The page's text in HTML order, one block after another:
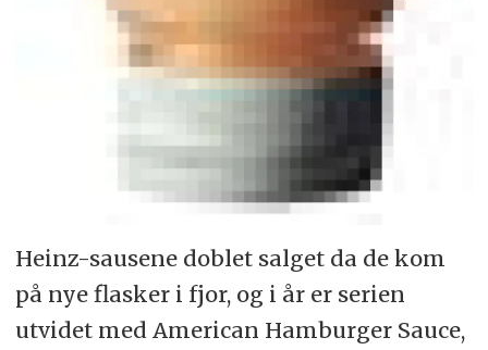
Heinz-sausene doblet salget da de kom
på nye flasker i fjor, og i år er serien
utvidet med American Hamburger Sauce,